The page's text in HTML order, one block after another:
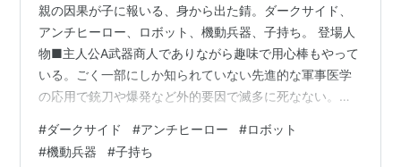
親の因果が子に報いる、身から出た錆。ダークサイド、
アンチヒーロー、ロボット、機動兵器、子持ち。 登場人
物■主人公A武器商人でありながら趣味で用心棒もやって
いる。ごく一部にしか知られていない先進的な軍事医学
の応用で銃刀や爆発など外的要因で滅多に死なない。毒
人でありながら趣味で用心棒もやっている戦闘狂。子持
ち。■主人公C用心棒でありながら趣味で武器商人もやっ
#ダークサイド #アンチヒーロー #ロボット
#機動兵器 #子持ち